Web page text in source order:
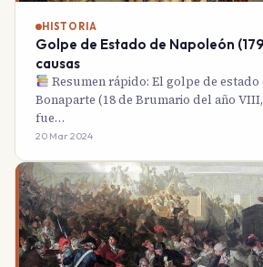
HISTORIA
Golpe de Estado de Napoleón
causas
Resumen rápido: El golpe de
Bonaparte (18 de Brumario del año
fue…
20 Mar 2024